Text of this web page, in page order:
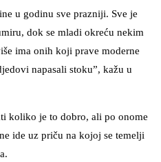
u godinu sve prazniji. Sve je
dok se mladi okreću nekim
ima onih koji prave moderne
napasali stoku”, kažu u
koliko je to dobro, ali po onome
ide uz priču na kojoj se temelji